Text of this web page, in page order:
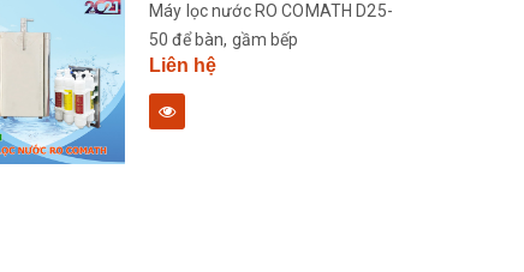
Máy lọc nước RO COMATH D25-
50 để bàn, gầm bếp
Liên hệ